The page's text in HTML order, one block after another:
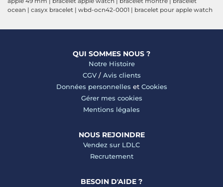
ocean | casyx bracelet | wbd-ocn42-0001 | bracelet pour apple watch
QUI SOMMES NOUS ?
Notre Histoire
CGV/ Avis clients
Données personnelles et Cookies
Gérer mes cookies
Mentions légales
NOUS REJOINDRE
Vendez sur LDLC
Recrutement
BESOIN D'AIDE ?